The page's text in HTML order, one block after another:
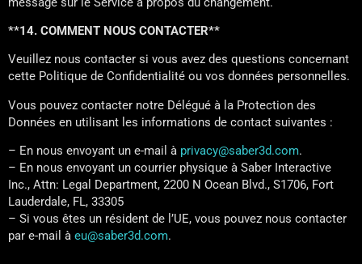
**14. COMMENT NOUS CONTACTER**
Veuillez nous contacter si vous avez des questions concernant
cette Politique de Confidentialité ou vos données personnelles.
Vous pouvez contacter notre Délégué à la Protection des
Données en utilisant les informations de contact suivantes :
– En nous envoyant un e-mail à privacy@saber3d.com.
– En nous envoyant un courrier physique à Saber Interactive
Inc., Attn: Legal Department, 2200 N Ocean Blvd., S1706, Fort
Lauderdale, FL, 33305
– Si vous êtes un résident de l’UE, vous pouvez nous contacter
par e-mail à eu@saber3d.com.